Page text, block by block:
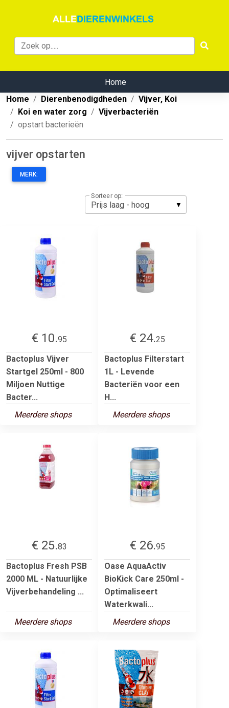
Home
Home
Dierenbenodigdheden
Vijver, Koi
Koi en water zorg
Vijverbacteriën
opstart bacterieën
vijver opstarten
MERK:
Sorteer op:
€ 10.95
Bactoplus Vijver
Startgel 250ml - 800
Miljoen Nuttige
Bacter...
Meerdere shops
€ 24.25
Bactoplus Filterstart
1L - Levende
Bacteriën voor een
H...
Meerdere shops
€ 25.83
Bactoplus Fresh PSB
2000 ML - Natuurlijke
Vijverbehandeling ...
Meerdere shops
€ 26.95
Oase AquaActiv
BioKick Care 250ml -
Optimaliseert
Waterkwali...
Meerdere shops